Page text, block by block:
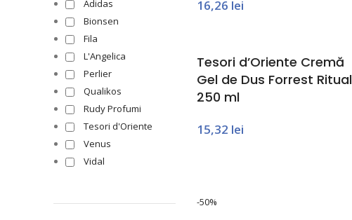
Adidas
Bionsen
Fila
L'Angelica
Perlier
Qualikos
Rudy Profumi
Tesori d'Oriente
Venus
Vidal
16,26 lei
Tesori d’Oriente Cremă
Gel de Dus Forrest Ritual
250 ml
15,32 lei
-50%